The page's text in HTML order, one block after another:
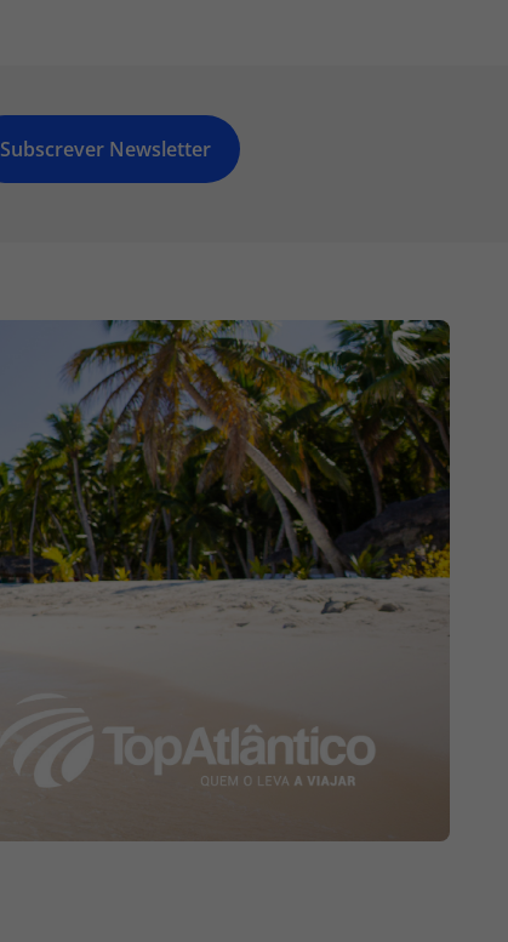
Subscrever Newsletter